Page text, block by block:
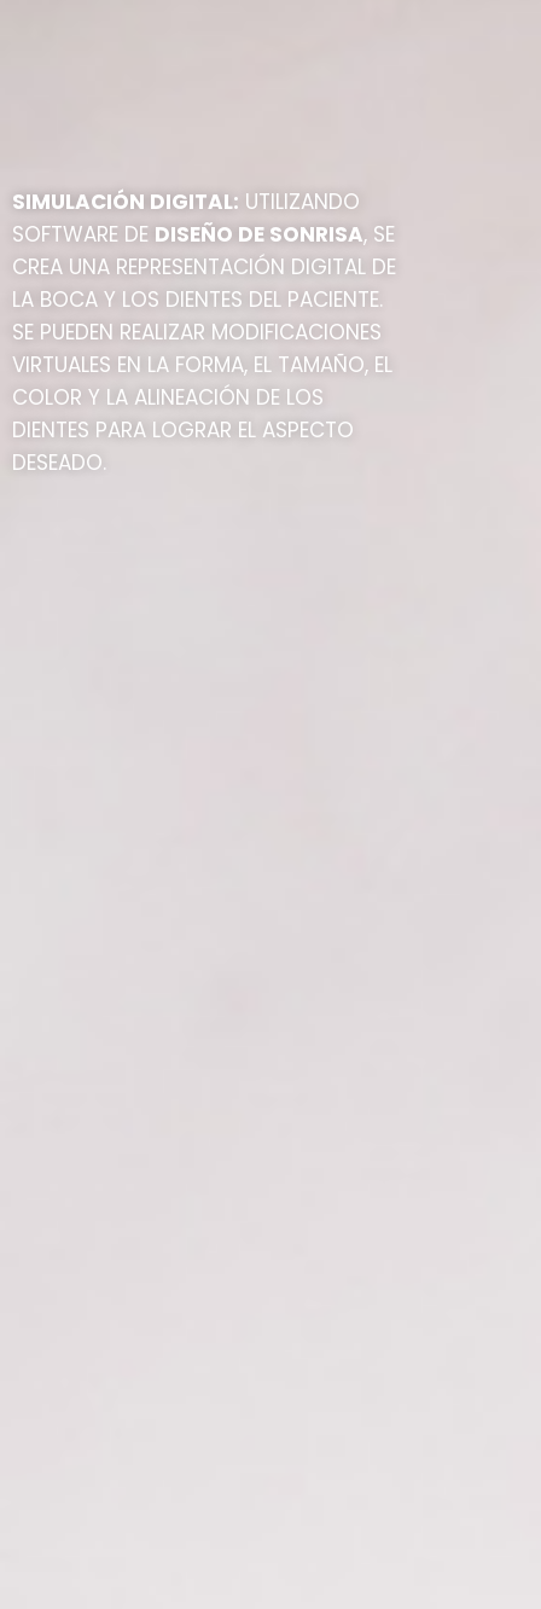
SIMULACIÓN DIGITAL: UTILIZANDO
SOFTWARE DE DISEÑO DE SONRISA, SE
CREA UNA REPRESENTACIÓN DIGITAL DE
LA BOCA Y LOS DIENTES DEL PACIENTE.
SE PUEDEN REALIZAR MODIFICACIONES
VIRTUALES EN LA FORMA, EL TAMAÑO, EL
COLOR Y LA ALINEACIÓN DE LOS
DIENTES PARA LOGRAR EL ASPECTO
DESEADO.